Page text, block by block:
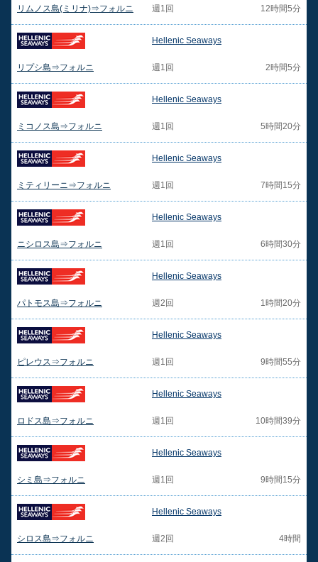
リムノス島(ミリナ)⇒フォルニ 週1回 12時間5分
Hellenic Seaways
リプシ島⇒フォルニ 週1回 2時間5分
Hellenic Seaways
ミコノス島⇒フォルニ 週1回 5時間20分
Hellenic Seaways
ミティリーニ⇒フォルニ 週1回 7時間15分
Hellenic Seaways
ニシロス島⇒フォルニ 週1回 6時間30分
Hellenic Seaways
パトモス島⇒フォルニ 週2回 1時間20分
Hellenic Seaways
ピレウス⇒フォルニ 週1回 9時間55分
Hellenic Seaways
ロドス島⇒フォルニ 週1回 10時間39分
Hellenic Seaways
シミ島⇒フォルニ 週1回 9時間15分
Hellenic Seaways
シロス島⇒フォルニ 週2回 4時間